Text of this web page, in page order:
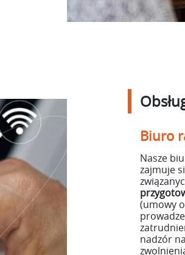
Biuro
Nasze
zajmuje
(umowy
nadzór